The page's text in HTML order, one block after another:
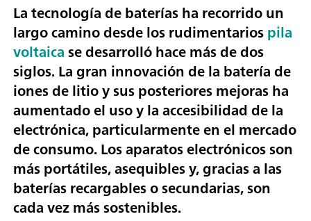
La tecnología de baterías ha recorrido un
largo camino desde los rudimentariospila
voltaicase desarrolló hace más de dos
siglos. La gran innovación de la batería de
iones de litio y sus posteriores mejoras ha
aumentado el uso y la accesibilidad de la
electrónica, particularmente en el mercado
de consumo. Los aparatos electrónicos son
más portátiles, asequibles y, gracias a las
baterías recargables o secundarias, son
cada vez más sostenibles.